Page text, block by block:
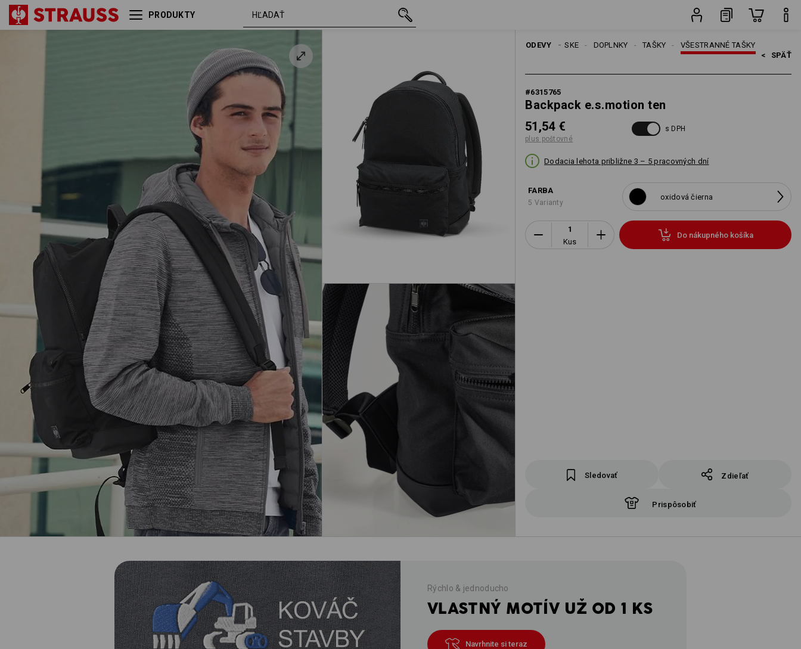
PRODUKTY
ODEVY VŠESTRANNÉ TAŠKY
TAŠKY
DOPLNKY
PÁNSKE
< SPÄŤ
#6315765
Backpack e.s.motion ten
51,54 €
plus poštovné
s DPH
Dodacia lehota približne 3 – 5 pracovných dní
FARBA
5 Varianty
oxidová čierna
Kus
Do nákupného košíka
Sledovať Zdieľať
Prispôsobiť
Backpack e.s.motion ten oxidová čierna 51,54 €
Rýchlo & jednoducho
VLASTNÝ MOTÍV UŽ OD 1 KS
Navrhnite si teraz